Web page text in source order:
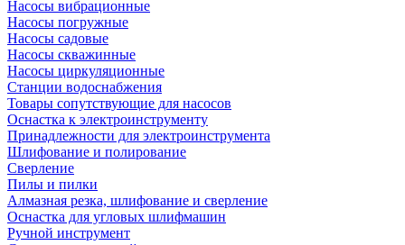
Насосы вибрационные
Насосы погружные
Насосы садовые
Насосы скважинные
Насосы циркуляционные
Станции водоснабжения
Товары сопутствующие для насосов
Оснастка к электроинструменту
Принадлежности для электроинструмента
Шлифование и полирование
Сверление
Пилы и пилки
Алмазная резка, шлифование и сверление
Оснастка для угловых шлифмашин
Ручной инструмент